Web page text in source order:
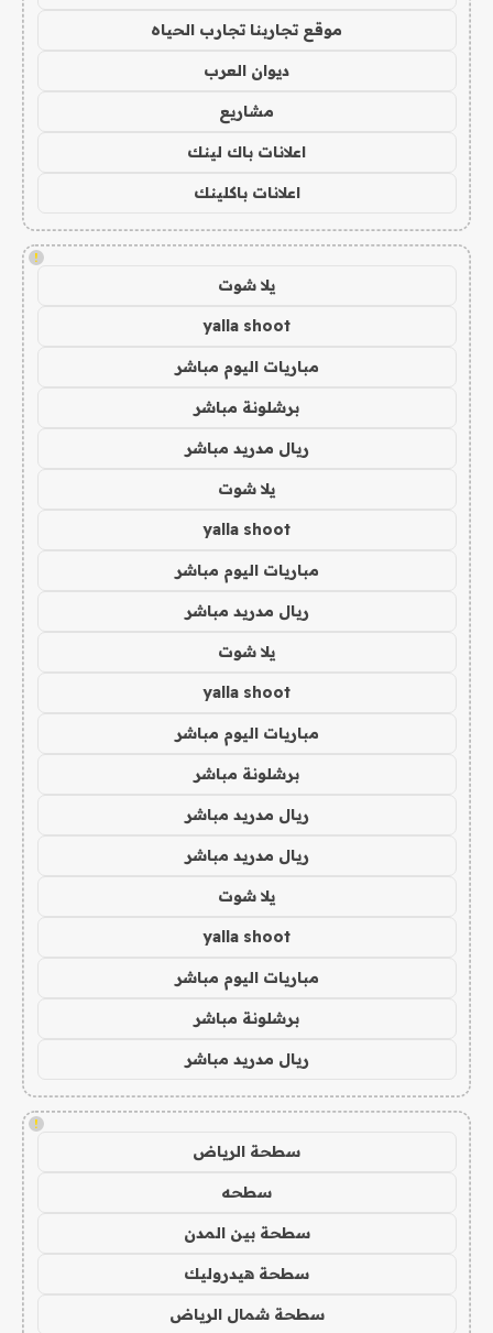
موقع تجاربنا تجارب الحياه
ديوان العرب
مشاريع
اعلانات باك لينك
اعلانات باكلينك
!
يلا شوت
yalla shoot
مباريات اليوم مباشر
برشلونة مباشر
ريال مدريد مباشر
يلا شوت
yalla shoot
مباريات اليوم مباشر
ريال مدريد مباشر
يلا شوت
yalla shoot
مباريات اليوم مباشر
برشلونة مباشر
ريال مدريد مباشر
ريال مدريد مباشر
يلا شوت
yalla shoot
مباريات اليوم مباشر
برشلونة مباشر
ريال مدريد مباشر
!
سطحة الرياض
سطحه
سطحة بين المدن
سطحة هيدروليك
سطحة شمال الرياض